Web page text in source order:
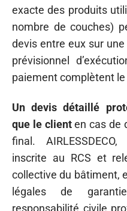
exacte des produits
nombre de couches)
devis entre eux sur
prévisionnel
paiement complètent
Un devis détaillé
que le clienten cas de
final.
inscrite au RCS et
collective du bâtiment,
légales de
responsabilité civile